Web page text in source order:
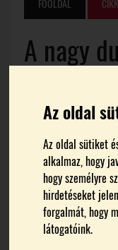
Az oldal
Az oldal sütiket
alkalmaz, hogy
hogy személyre
hirdetéseket
forgalmát, hogy
látogatóink.
FŐOLDAL
A nagy
Szekszárd